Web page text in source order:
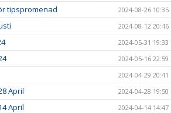
tipspromenad 2024-08-26 10:35
2024-08-12 20:46
2024-05-31 19:33
2024-05-16 22:59
2024-04-29 20:41
April 2024-04-28 19:50
April 2024-04-14 14:47